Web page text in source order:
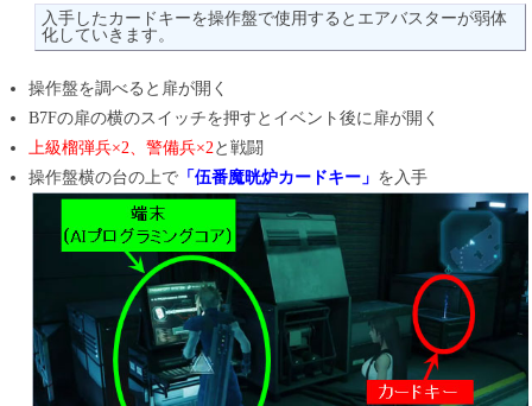
入手したカードキーを操作盤で使用するとエアバスターが弱体
化していきます。
操作盤を調べると扉が開く
B7Fの扉の横のスイッチを押すとイベント後に扉が開く
上級榴弾兵×2、警備兵×2と戦闘
操作盤横の台の上で 「伍番魔晄炉カードキー」 を入手